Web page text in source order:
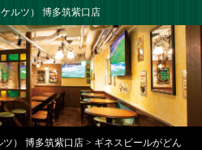
ケルツ） 博多筑紫口店
ツ） 博多筑紫口店 > ギネスビールがどん